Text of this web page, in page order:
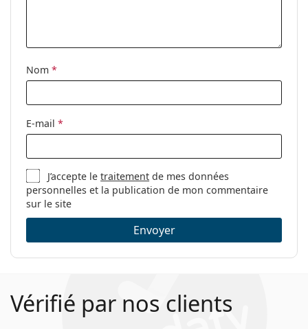
Nom *
E-mail *
J’accepte letraitement de mes données
personnelles et la publication de mon commentaire
sur le site
Envoyer
Vérifié par nos clients